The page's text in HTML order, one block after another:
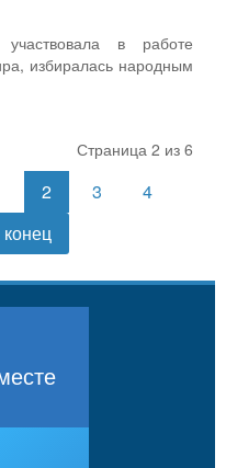
участвовала в работе
избиралась народным
Страница 2 из 6
2 3
4